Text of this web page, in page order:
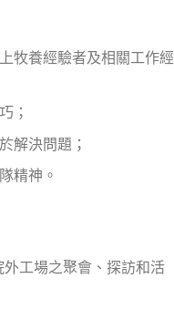
牧養經驗者及相關工作經
；
解決問題；
精神。
工場之聚會、探訪和活